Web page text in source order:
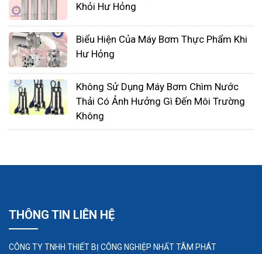
Tại Mỹ Milton Roy là nhà sản xuất bơm định lượng
hàng đầu, cùng với Pulsafeeder và Bue White.
Dòng máy bơm này có giá cả vừa phải nhưng lại có
nhiều ứng dụng, đặc biệt là ứng dụng bơm các loại
hóa chất độc hại, hóa chất ăn mòn, hóa chất nhớt,
Những đặc tính nổi bật của dòng máy bơm định
Siêu bền
Có nhiều ứng dụng, có thể sử dụng trong môi
Khỏi Hư Hỏng
Biểu Hiện Của Máy Bơm Thực Phẩm Khi
Hư Hỏng
Không Sử Dụng Máy Bơm Chìm Nước
Thải Có Ảnh Hưởng Gì Đến Môi Trường
Không
THÔNG TIN LIÊN HỆ
CÔNG TY TNHH THIẾT BỊ CÔNG NGHIỆP NHẤT TÂM PHÁT